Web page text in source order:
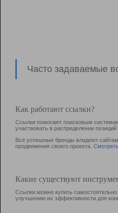
Часто задаваемые
Как работают ссылки?
Ссылки помогают поисковым
участвовать в раcпределении
Все успешные бренды владеют
продвижения своего проекта.
Какие существуют
Ссылки можно купить
улучшению их эффективности для